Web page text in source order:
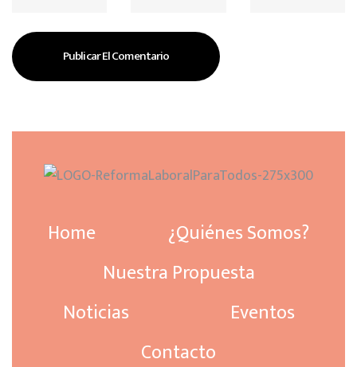
Home
¿Quiénes Somos?
Nuestra Propuesta
Noticias
Eventos
Contacto